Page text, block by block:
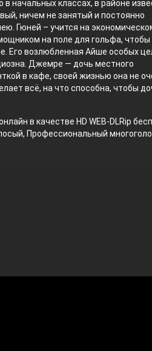
начальных классах, в районе
ничем не занятый и постоянно
Гюней – учится на
на поле для гольфа, чтобы
Его возлюбленная Айше особых
Джемре — дочь местного
в кафе, своей жизнью она не
всё, на что способна, чтобы
в качестве HD WEB-DLRip
Профессиональный